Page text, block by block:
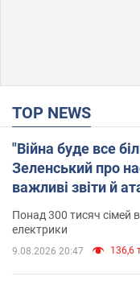
TOP NEWS
"Війна буде все
Зеленський про
важливі звіти й
Понад 300 тисяч сімей
електрики
9.08.2026 20:47 136,6